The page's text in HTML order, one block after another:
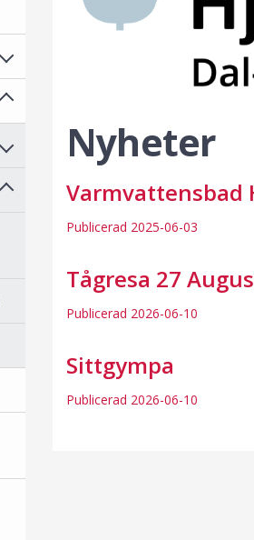
Nyheter
Varmvattensbad
Publicerad 2025-06-03
Tågresa 27
Publicerad 2026-06-10
Sittgympa
Publicerad 2026-06-10